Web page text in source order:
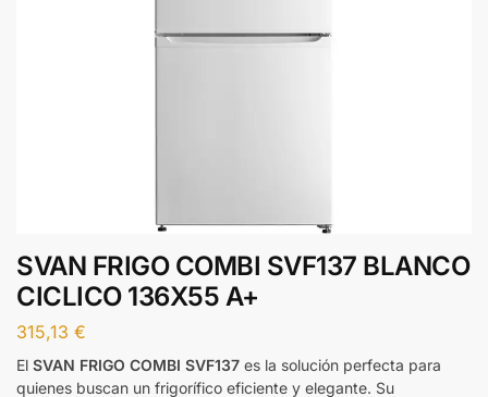
SVAN FRIGO COMBI SVF137 BLANCO
CICLICO 136X55 A+
315,13 €
El SVAN FRIGO COMBI SVF137 es la solución perfecta para
quienes buscan un frigorífico eficiente y elegante. Su